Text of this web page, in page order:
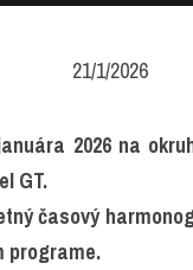
21/1/2026
2026 na
GT.
časový
programe.